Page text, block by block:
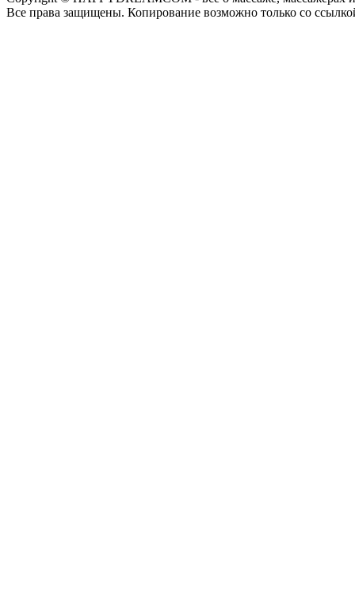
Все права защищены. Копирование возможно только со